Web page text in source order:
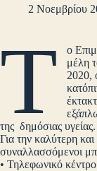
2 Νοεμβρίου
Τ
ο
μέλη
2020,
της δημόσιας υγείας.
Για την καλύτερη
συναλλασσόμενοι
• Τηλεφωνικό